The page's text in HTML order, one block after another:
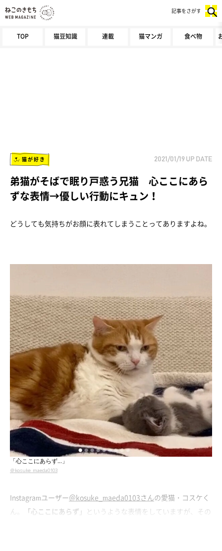
TOP 猫豆知識 連載 猫マンガ 食べ物
記事をさがす
猫が好き 2021/01/19 UP DATE
弟猫がそばで眠り戸惑う兄猫 心ここにあら
ずな表情→優しい行動にキュン！
どうしても気持ちがお顔に表れてしまうことってありますよね。
「心ここにあらず…」
＠kosuke_maeda0103
Instagramユーザー＠kosuke_maeda0103さんの愛猫・コスケく
ん。
「心ここにあらず」 というような表情をしていますが、その